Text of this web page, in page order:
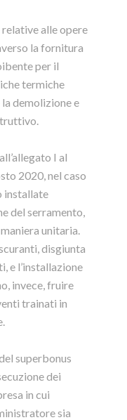
relative alle opere
la fornitura
per il
termiche
demolizione e
I al
2020, nel caso
installate
del serramento,
unitaria.
disgiunta
e l’installazione
invece, fruire
trainati in
superbonus
dei
in cui
sia